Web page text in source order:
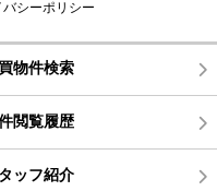
バシーポリシー
物件検索
閲覧履歴
ッフ紹介